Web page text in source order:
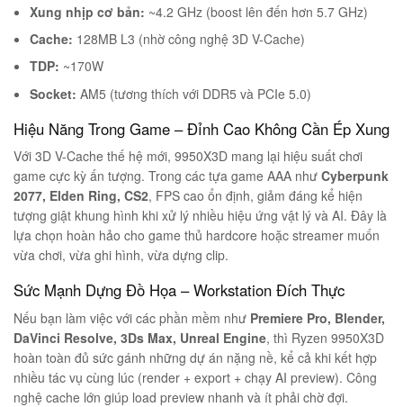
Xung nhịp cơ bản: ~4.2 GHz (boost lên đến hơn 5.7 GHz)
Cache: 128MB L3 (nhờ công nghệ 3D V-Cache)
TDP: ~170W
Socket: AM5 (tương thích với DDR5 và PCIe 5.0)
Hiệu Năng Trong Game – Đỉnh Cao Không Cần Ép Xung
Với 3D V-Cache thế hệ mới, 9950X3D mang lại hiệu suất chơi
game cực kỳ ấn tượng. Trong các tựa game AAA như Cyberpunk
2077, Elden Ring, CS2, FPS cao ổn định, giảm đáng kể hiện
tượng giật khung hình khi xử lý nhiều hiệu ứng vật lý và AI. Đây là
lựa chọn hoàn hảo cho game thủ hardcore hoặc streamer muốn
vừa chơi, vừa ghi hình, vừa dựng clip.
Sức Mạnh Dựng Đồ Họa – Workstation Đích Thực
Nếu bạn làm việc với các phần mềm như Premiere Pro, Blender,
DaVinci Resolve, 3Ds Max, Unreal Engine, thì Ryzen 9950X3D
hoàn toàn đủ sức gánh những dự án nặng nề, kể cả khi kết hợp
nhiều tác vụ cùng lúc (render + export + chạy AI preview). Công
nghệ cache lớn giúp load preview nhanh và ít phải chờ đợi.